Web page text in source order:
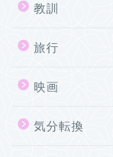
教訓
旅行
映画
気分転換